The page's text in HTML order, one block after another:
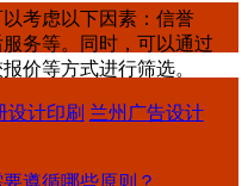
考虑以下因素：信誉
务等。同时，可以通过
价等方式进行筛选。
设计印刷 兰州广告设计
遵循哪些原则？